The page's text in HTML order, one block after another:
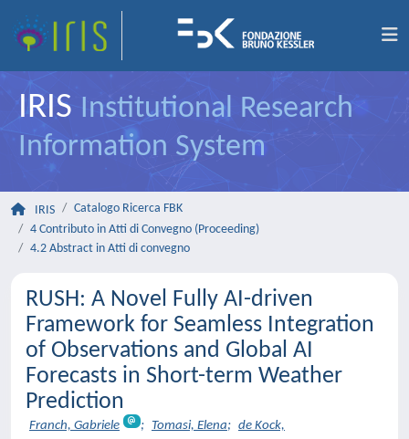
IRIS Institutional Research
Information System
IRIS
Catalogo Ricerca FBK
4 Contributo in Atti di Convegno (Proceeding)
4.2 Abstract in Atti di convegno
RUSH: A Novel Fully AI-driven
Framework for Seamless Integration
of Observations and Global AI
Forecasts in Short-term Weather
Prediction
Franch, Gabriele ; Tomasi, Elena; de Kock,